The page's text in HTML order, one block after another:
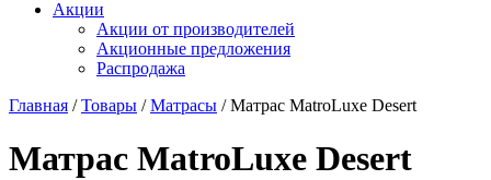
Акции
Акции от производителей
Акционные предложения
Распродажа
Главная /Товары /Матрасы / Матрас MatroLuxe Desert
Матрас MatroLuxe Desert